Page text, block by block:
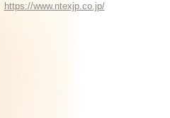
https://www.ntexjp.co.jp/